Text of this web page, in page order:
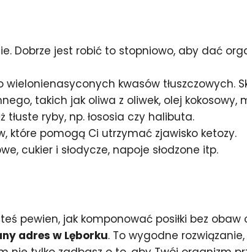
Dobrze jest robić to stopniowo, aby dać
wielonienasyconych kwasów tłuszczowych.
takich jak oliwa z oliwek, olej kokosowy,
ryby, np. łososia czy halibuta.
które pomogą Ci utrzymać zjawisko ketozy.
cukier i słodycze, napoje słodzone itp.
pewien, jak komponować posiłki bez obaw
adres w Lęborku. To wygodne